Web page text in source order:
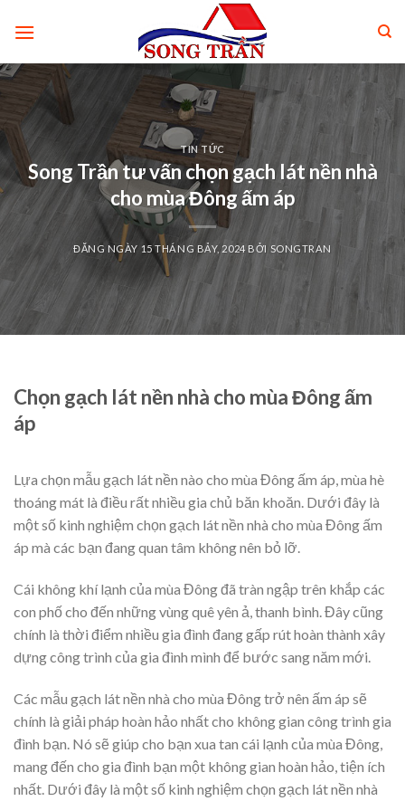
TIN TỨC
Song Trần tư vấn chọn gạch lát nền nhà
cho mùa Đông ấm áp
ĐĂNG NGÀY 15 THÁNG BẢY, 2024BỞI SONGTRAN
Chọn gạch lát nền nhà cho mùa Đông ấm
áp
Lựa chọn mẫu gạch lát nền nào cho mùa Đông ấm áp, mùa hè
thoáng mát là điều rất nhiều gia chủ băn khoăn. Dưới đây là
một số kinh nghiệm chọn gạch lát nền nhà cho mùa Đông ấm
áp mà các bạn đang quan tâm không nên bỏ lỡ.
Cái không khí lạnh của mùa Đông đã tràn ngập trên khắp các
con phố cho đến những vùng quê yên ả, thanh bình. Đây cũng
chính là thời điểm nhiều gia đình đang gấp rút hoàn thành xây
dựng công trình của gia đình mình để bước sang năm mới.
Các mẫu gạch lát nền nhà cho mùa Đông trở nên ấm áp sẽ
chính là giải pháp hoàn hảo nhất cho không gian công trình gia
đình bạn. Nó sẽ giúp cho bạn xua tan cái lạnh của mùa Đông,
mang đến cho gia đình bạn một không gian hoàn hảo, tiện ích
nhất. Dưới đây là một số kinh nghiệm chọn gạch lát nền nhà